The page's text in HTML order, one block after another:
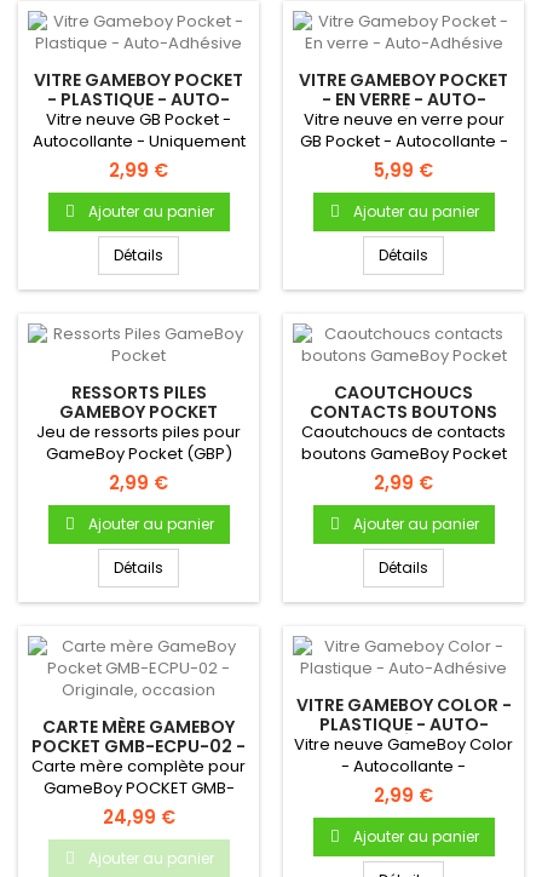
VITRE GAMEBOY POCKET
- PLASTIQUE - AUTO-
ADHÉSIVE
Vitre neuve GB Pocket -
Autocollante - Uniquement
pour Gameboy Pocket
(avec...
2,99 €
Ajouter au panier
Détails
VITRE GAMEBOY POCKET
- EN VERRE - AUTO-
ADHÉSIVE
Vitre neuve en verre pour
GB Pocket - Autocollante -
Uniquement pour
Gameboy...
5,99 €
Ajouter au panier
Détails
RESSORTS PILES
GAMEBOY POCKET
Jeu de ressorts piles pour
GameBoy Pocket (GBP)
2,99 €
Ajouter au panier
Détails
CAOUTCHOUCS
CONTACTS BOUTONS
GAMEBOY POCKET
Caoutchoucs de contacts
boutons GameBoy Pocket
Pour Gameboy Pocket
Bouton A...
2,99 €
Ajouter au panier
Détails
CARTE MÈRE GAMEBOY
POCKET GMB-ECPU-02 -
ORIGINALE, OCCASION
Carte mère complète pour
GameBoy POCKET GMB-
ECPU-02 Carte mère
d'origine pour...
24,99 €
Ajouter au panier
VITRE GAMEBOY COLOR -
PLASTIQUE - AUTO-
ADHÉSIVE
Vitre neuve GameBoy Color
- Autocollante -
Uniquement pour Gameboy
Color.
2,99 €
Ajouter au panier